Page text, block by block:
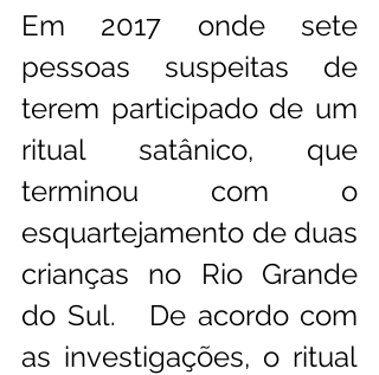
Em 2017 onde sete
pessoas suspeitas de
terem participado de um
ritual satânico, que
terminou com o
esquartejamento de duas
crianças no Rio Grande
do Sul.   De acordo com
as investigações, o ritual